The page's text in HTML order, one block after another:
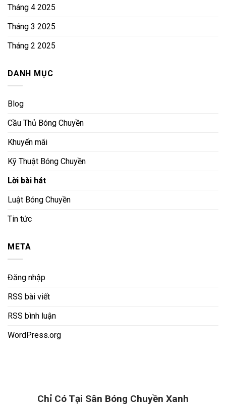
Tháng 4 2025
Tháng 3 2025
Tháng 2 2025
DANH MỤC
Blog
Cầu Thủ Bóng Chuyền
Khuyến mãi
Kỹ Thuật Bóng Chuyền
Lời bài hát
Luật Bóng Chuyền
Tin tức
META
Đăng nhập
RSS bài viết
RSS bình luận
WordPress.org
Chỉ Có Tại Sân Bóng Chuyền Xanh